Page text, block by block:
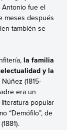
Antonio fue el
meses después
también se
la familia
y la
(1815-
era un
popular
“Demófilo”, de
(1881).